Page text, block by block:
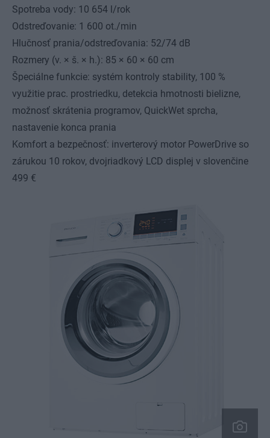
Spotreba vody: 10 654 l/rok
Odstreďovanie: 1 600 ot./min
Hlučnosť prania/odstreďovania: 52/74 dB
Rozmery (v. × š. × h.): 85 × 60 × 60 cm
Špeciálne funkcie: systém kontroly stability, 100 %
využitie prac. prostriedku, detekcia hmotnosti bielizne,
možnosť skrátenia programov, QuickWet sprcha,
nastavenie konca prania
Komfort a bezpečnosť: inverterový motor PowerDrive so
zárukou 10 rokov, dvojriadkový LCD displej v slovenčine
499 €